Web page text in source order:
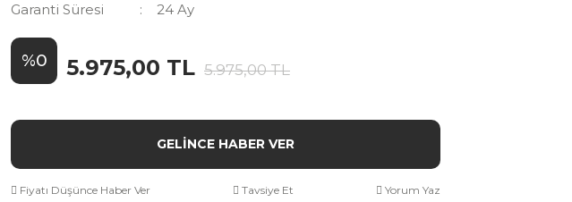
Garanti Süresi
24 Ay
%0 5.975,00 TL 5.975,00 TL
GELİNCE HABER VER
Fiyatı Düşünce Haber Ver Tavsiye Et Yorum Yaz